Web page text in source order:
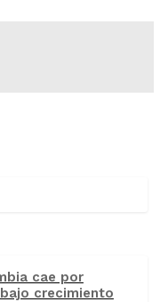
cae por
crecimiento